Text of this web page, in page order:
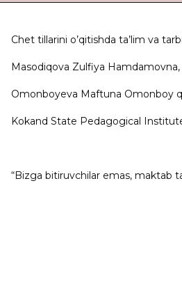
Chet tillarini o’qitishda ta’lim va
Masodiqova Zulfiya Hamdamovna,
Omonboyeva Maftuna Omonboy
Kokand State Pedagogical
“Bizga bitiruvchilar emas, maktab